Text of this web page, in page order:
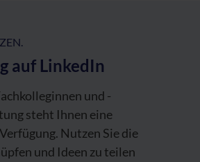
auf LinkedIn
und -
steht Ihnen eine
Nutzen Sie die
und Ideen zu teilen